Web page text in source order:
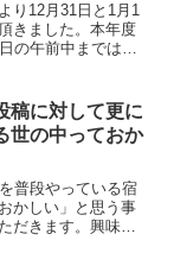
り12月31日と1月1
きました。本年度
の午前中までは休
てもお受けできま
。
稿に対して更に
世の中っておか
普段やっている宿
かしい」と思う事
だきます。興味の